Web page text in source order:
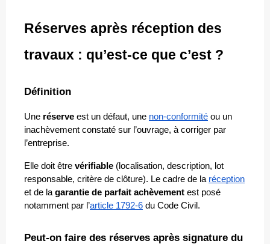
Réserves après réception des
travaux : qu’est-ce que c’est ?
Définition
Une réserve est un défaut, une non-conformité ou un
inachèvement constaté sur l’ouvrage, à corriger par
l’entreprise.
Elle doit être vérifiable (localisation, description, lot
responsable, critère de clôture). Le cadre de la réception
et de la garantie de parfait achèvement est posé
notamment par l’article 1792-6 du Code Civil.
Peut-on faire des réserves après signature du